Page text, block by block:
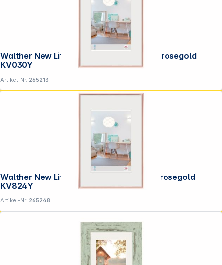
Walther New Lifestyle 20x30 Kunststoff rosegold
KV030Y
Artikel-Nr.:265213
Walther New Lifestyle 18x24 Kunststoff rosegold
KV824Y
Artikel-Nr.:265248